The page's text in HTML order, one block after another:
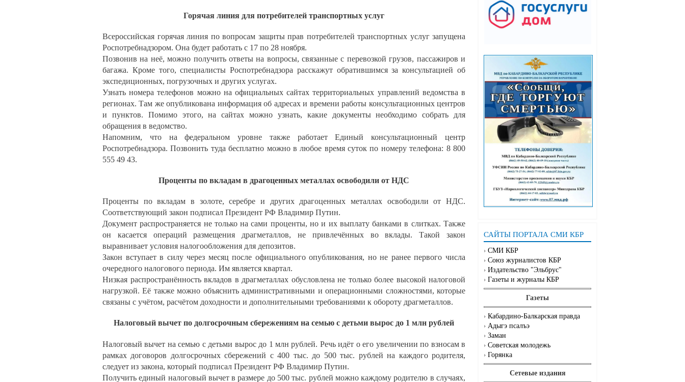
САЙТЫ ПОРТАЛА СМИ КБР
СМИ КБР
Союз журналистов КБР
Издательство "Эльбрус"
Газеты и журналы КБР
Газеты
Кабардино-Балкарская правда
Адыгэ псалъэ
Заман
Советская молодежь
Горянка
Сетевые издания
Горячая линия для потребителей транспортных услуг
Всероссийская горячая линия по вопросам защиты прав потребителей транспортных услуг запущена
Роспотребнадзором. Она будет работать с 17 по 28 ноября.
Позвонив на неё, можно получить ответы на вопросы, связанные с перевозкой грузов, пассажиров и
багажа. Кроме того, специалисты Роспотребнадзора расскажут обратившимся за консультацией об
экспедиционных, погрузочных и других услугах.
Узнать номера телефонов можно на официальных сайтах территориальных управлений ведомства в
регионах. Там же опубликована информация об адресах и времени работы консультационных центров
и пунктов. Помимо этого, на сайтах можно узнать, какие документы необходимо собрать для
обращения в ведомство.
Напомним, что на федеральном уровне также работает Единый консультационный центр
Роспотребнадзора. Позвонить туда бесплатно можно в любое время суток по номеру телефона: 8 800
555 49 43.
Проценты по вкладам в драгоценных металлах освободили от НДС
Проценты по вкладам в золоте, серебре и других драгоценных металлах освободили от НДС.
Соответствующий закон подписал Президент РФ Владимир Путин.
Документ распространяется не только на сами проценты, но и их выплату банками в слитках. Также
он касается операций размещения драгметаллов, не привлечённых во вклады. Такой закон
выравнивает условия налогообложения для депозитов.
Закон вступает в силу через месяц после официального опубликования, но не ранее первого числа
очередного налогового периода. Им является квартал.
Низкая распространённость вкладов в драгметаллах обусловлена не только более высокой налоговой
нагрузкой. Её также можно объяснить административными и операционными сложностями, которые
связаны с учётом, расчётом доходности и дополнительными требованиями к обороту драгметаллов.
Налоговый вычет по долгосрочным сбережениям на семью с детьми вырос до 1 млн рублей
Налоговый вычет на семью с детьми вырос до 1 млн рублей. Речь идёт о его увеличении по взносам в
рамках договоров долгосрочных сбережений с 400 тыс. до 500 тыс. рублей на каждого родителя,
следует из закона, который подписал Президент РФ Владимир Путин.
Получить единый налоговый вычет в размере до 500 тыс. рублей можно каждому родителю в случаях,